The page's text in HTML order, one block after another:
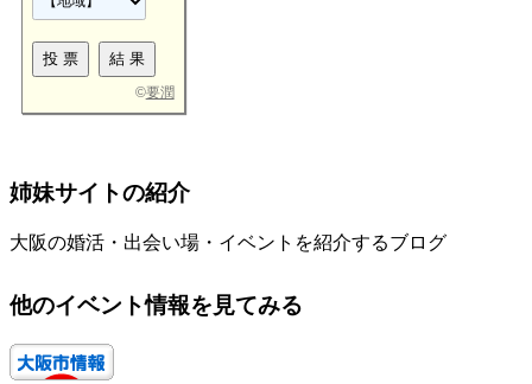
©要潤
姉妹サイトの紹介
大阪の婚活・出会い場・イベントを紹介するブログ
他のイベント情報を見てみる